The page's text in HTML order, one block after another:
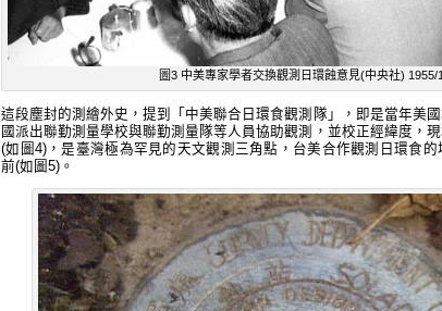
圖3 中美專家學者交換觀測日環蝕意見(中央社) 1955/
這段塵封的測繪外史，提到「中美聯合日環食觀測隊」，即是當年美
國派出聯勤測量學校與聯勤測量隊等人員協助觀測，並校正經緯度，
(如圖4)，是臺灣極為罕見的天文觀測三角點，台美合作觀測日環食
前(如圖5)。